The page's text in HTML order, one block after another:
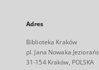
Adres
Biblioteka Kraków
pl. Jana Nowaka
31-154 Kraków, POLSKA